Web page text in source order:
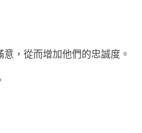
，從而增加他們的忠誠度。